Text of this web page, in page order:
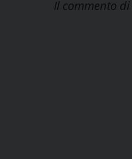
Il commento